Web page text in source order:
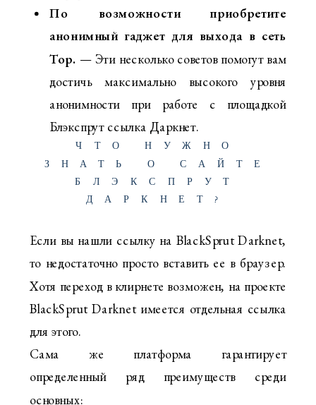
По возможности приобретите
анонимный гаджет для выхода в сеть
Тор. — Эти несколько советов помогут вам
достичь максимально высокого уровня
анонимности при работе с площадкой
Блэкспрут ссылка Даркнет.
ЧТО НУЖНО
ЗНАТЬ О САЙТЕ
БЛЭКСПРУТ
ДАРКНЕТ?
Если вы нашли ссылку на BlackSprut Darknet,
то недостаточно просто вставить ее в браузер.
Хотя переход в клирнете возможен, на проекте
BlackSprut Darknet имеется отдельная ссылка
для этого.
Сама же платформа гарантирует
определенный ряд преимуществ среди
основных: